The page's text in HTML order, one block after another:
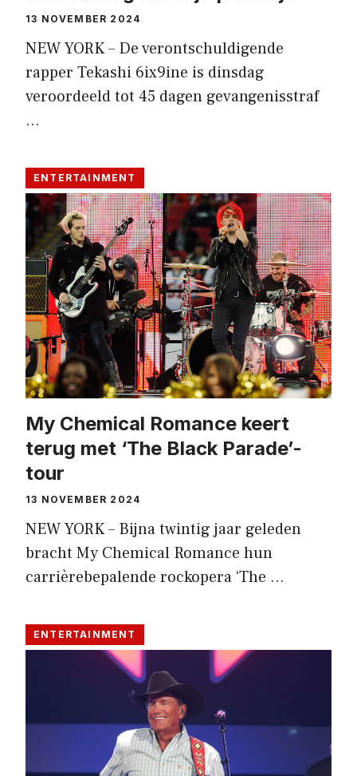
13 NOVEMBER 2024
NEW YORK – De verontschuldigende
rapper Tekashi 6ix9ine is dinsdag
veroordeeld tot 45 dagen gevangenisstraf
…
ENTERTAINMENT
My Chemical Romance keert
terug met ‘The Black Parade’-
tour
13 NOVEMBER 2024
NEW YORK – Bijna twintig jaar geleden
bracht My Chemical Romance hun
carrièrebepalende rockopera ‘The …
ENTERTAINMENT